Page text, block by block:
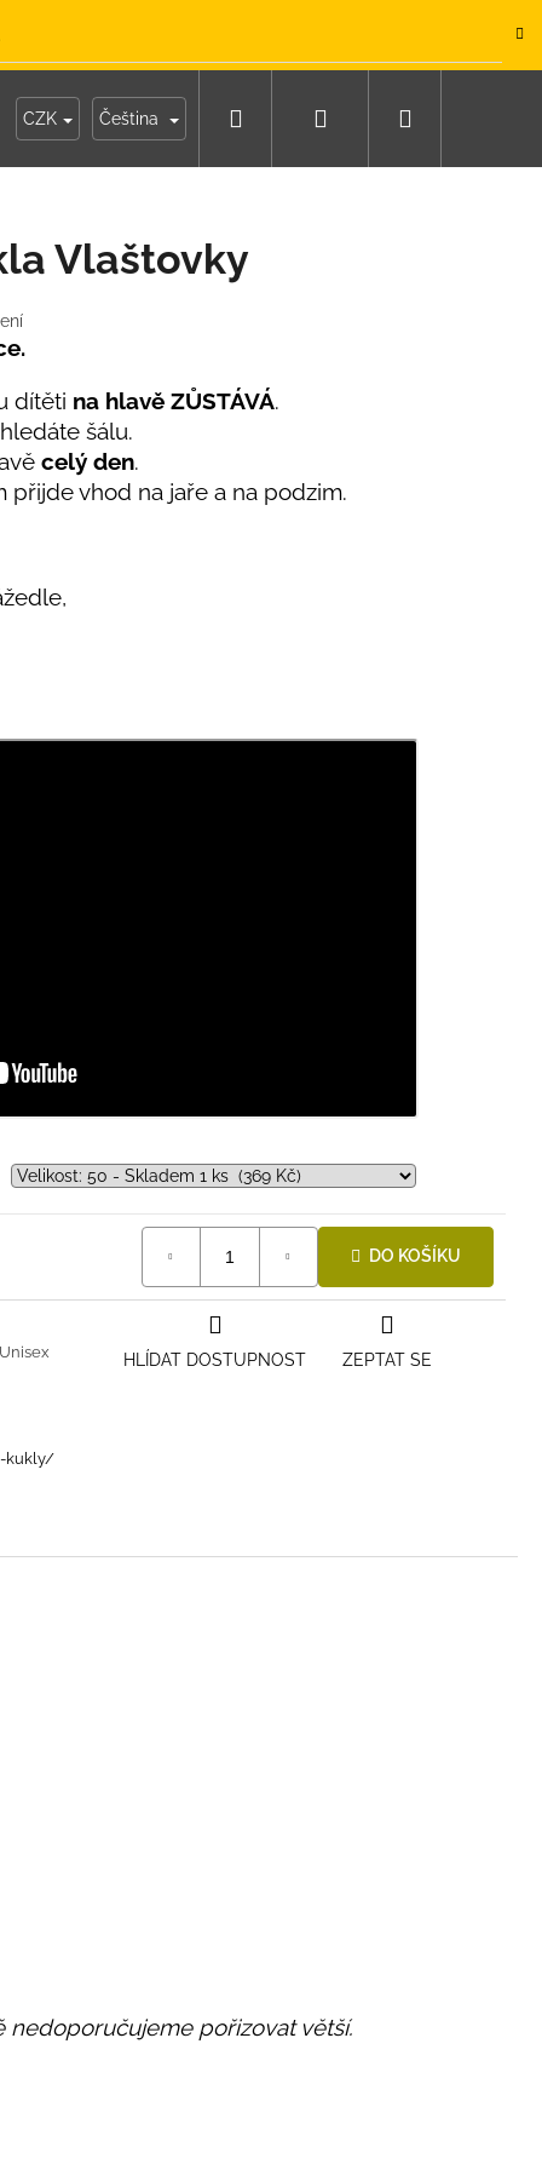
Moje objednávka
CZK Čeština Hledat Přihlášení
Vlaštovky
dítěti na hlavě ZŮSTÁVÁ.
šálu.
celý den.
přijde vhod na jaře a na podzim.
DO KOŠÍKU
Unisex
kukly/
ZEPTAT SE
HLÍDAT DOSTUPNOST
nedoporučujeme pořizovat větší.